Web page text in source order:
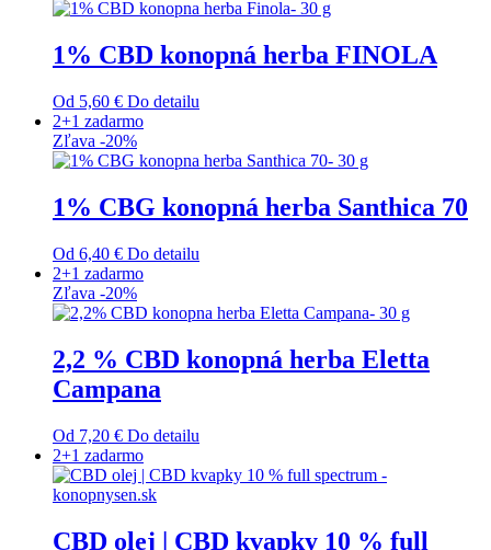
1% CBD konopná herba FINOLA
Od 5,60 € Do detailu
Tento
produkt
má
variantov.
Možnosti
môžete
vybrať
na
stránke
2+1 zadarmo
Zľava -20%
1% CBG konopná herba Santhica 70
Od 6,40 € Do detailu
Tento
produkt
má
variantov.
Možnosti
si
vybrať
na
stránke
produktu.
2+1 zadarmo
Zľava -20%
2,2 % CBD konopná herba Eletta
Campana
Od 7,20 € Do detailu
Tento
produkt
má
variantov.
2+1 zadarmo
CBD olej | CBD kvapky 10 % full